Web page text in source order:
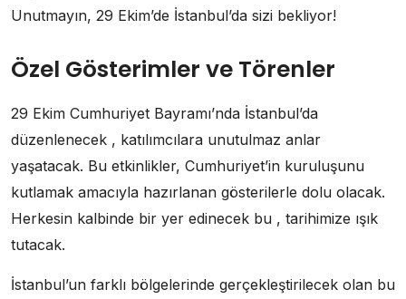
Unutmayın, 29 Ekim’de İstanbul’da sizi bekliyor!
Özel Gösterimler ve Törenler
29 Ekim Cumhuriyet Bayramı’nda İstanbul’da
düzenlenecek , katılımcılara unutulmaz anlar
yaşatacak. Bu etkinlikler, Cumhuriyet’in kuruluşunu
kutlamak amacıyla hazırlanan gösterilerle dolu olacak.
Herkesin kalbinde bir yer edinecek bu , tarihimize ışık
tutacak.
İstanbul’un farklı bölgelerinde gerçekleştirilecek olan bu